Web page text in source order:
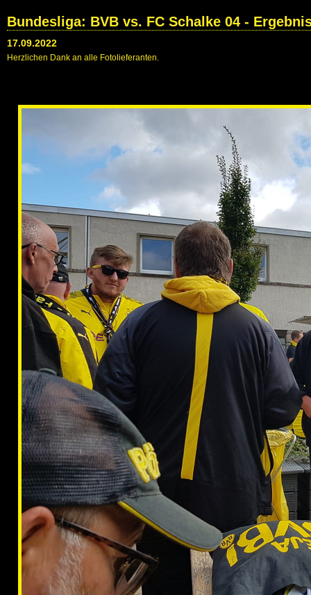
Bundesliga: BVB vs. FC Schalke 04 -
17.09.2022
Herzlichen Dank an alle Fotolieferanten.